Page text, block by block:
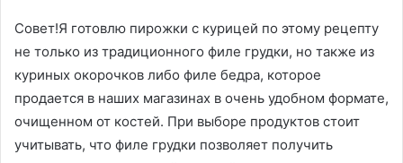
Совет!Я готовлю пирожки с курицей по этому рецепту
не только из традиционного филе грудки, но также из
куриных окорочков либо филе бедра, которое
продается в наших магазинах в очень удобном формате,
очищенном от костей. При выборе продуктов стоит
учитывать, что филе грудки позволяет получить